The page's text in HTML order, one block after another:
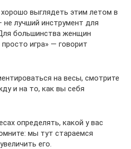
выглядеть этим летом в
лучший инструмент для
большинства женщин
игра» — говорит
на весы, смотрите
и на то, как вы себя
определять, какой у вас
мы тут стараемся
его.